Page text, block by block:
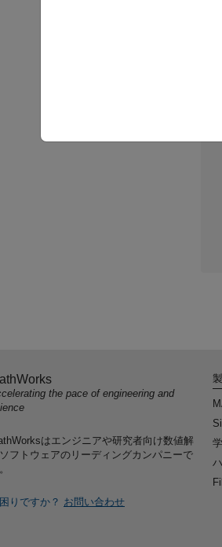
the pace of engineering and
はエンジニアや研究者向け数値解
フトウェアのリーディングカンパニーで
りですか？ お問い合わせ